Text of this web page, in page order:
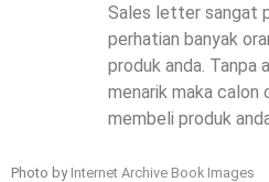
Sales letter sangat
perhatian banyak
produk anda. Tanpa
menarik maka
membeli produk
Photo by Internet Archive Book Images